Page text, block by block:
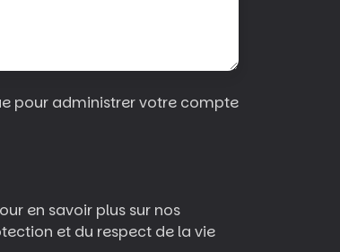
pour administrer votre compte
en savoir plus sur nos
et du respect de la vie